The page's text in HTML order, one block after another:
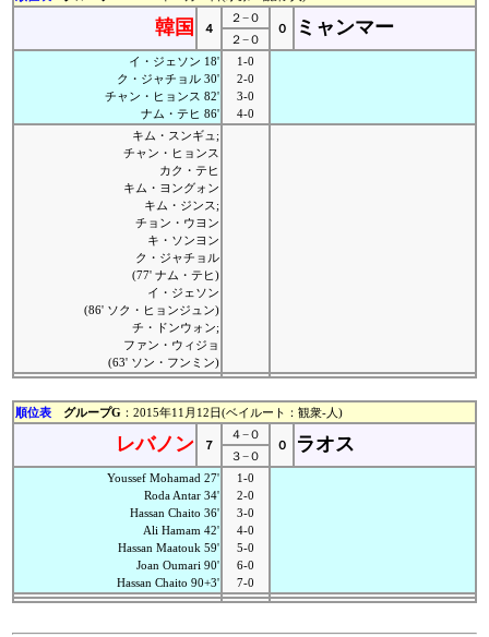
韓国 ４
２−０
０
ミャンマー
２−０
イ・ジェソン 18'
ク・ジャチョル 30'
チャン・ヒョンス 82'
ナム・テヒ 86'
1-0
2-0
3-0
4-0
キム・スンギュ;
チャン・ヒョンス
カク・テヒ
キム・ヨングォン
キム・ジンス;
チョン・ウヨン
キ・ソンヨン
ク・ジャチョル
(77' ナム・テヒ)
イ・ジェソン
(86' ソク・ヒョンジュン)
チ・ドンウォン;
ファン・ウィジョ
(63' ソン・フンミン)
順位表 グループG ：2015年11月12日(ベイルート：観衆-人)
レバノン ７
４−０
０
ラオス
３−０
Youssef Mohamad 27'
Roda Antar 34'
Hassan Chaito 36'
Ali Hamam 42'
Hassan Maatouk 59'
Joan Oumari 90'
Hassan Chaito 90+3'
1-0
2-0
3-0
4-0
5-0
6-0
7-0